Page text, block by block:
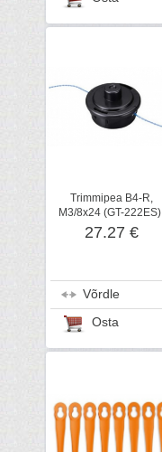
Trimmipea B4-R,
M3/8x24 (GT-222ES),
ECHO
27.27 €
Võrdle
Osta